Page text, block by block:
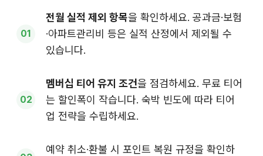
전월 실적 제외 항목을 확인하세요. 공과금·보험
·아파트관리비 등은 실적 산정에서 제외될 수
있습니다.
멤버십 티어 유지 조건을 점검하세요. 무료 티어
는 할인폭이 작습니다. 숙박 빈도에 따라 티어
업 전략을 수립하세요.
예약 취소·환불 시 포인트 복원 규정을 확인하